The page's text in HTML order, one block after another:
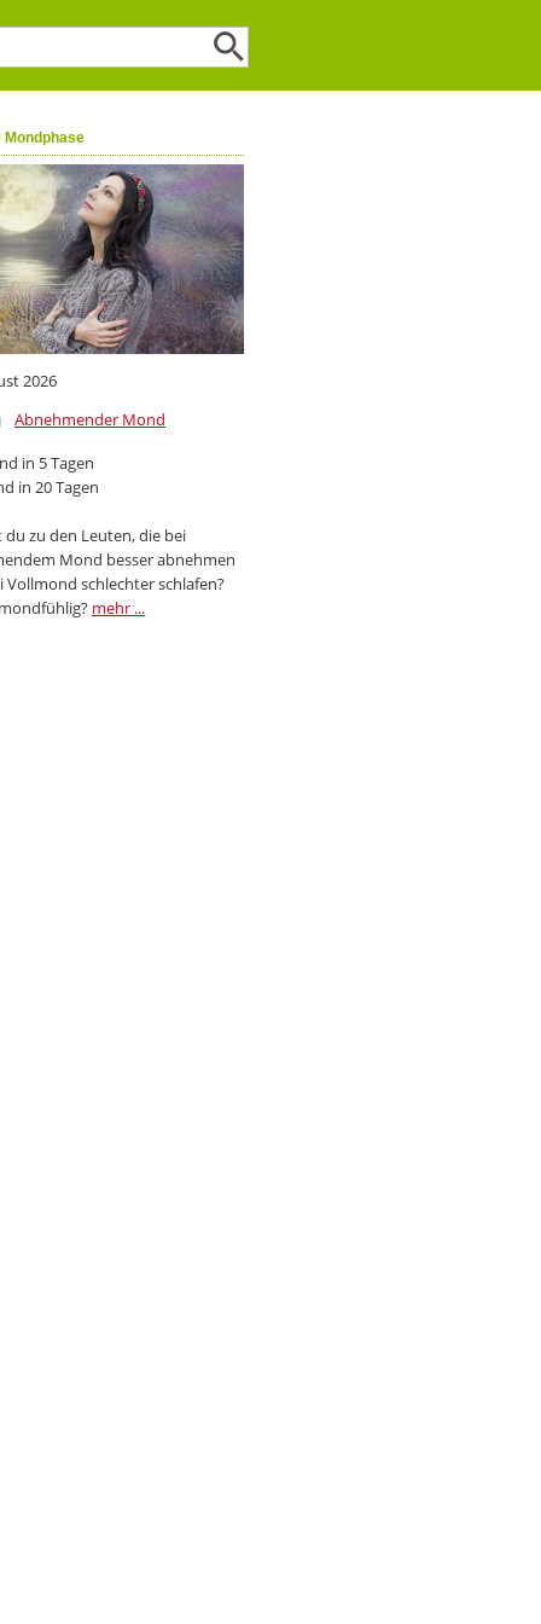
Mondphase
2026
Abnehmender Mond
in 5 Tagen
in 20 Tagen
du zu den Leuten, die bei
Mond besser abnehmen
Vollmond schlechter schlafen?
mehr ...